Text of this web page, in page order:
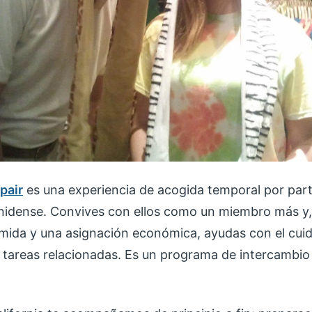
es una experiencia de acogida temporal por
Convives con ellos como un miembro más
y una asignación económica, ayudas con el
relacionadas. Es un programa de